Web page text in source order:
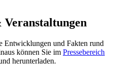
Veranstaltungen
Entwicklungen und Fakten rund
können Sie im Pressebereich
herunterladen.